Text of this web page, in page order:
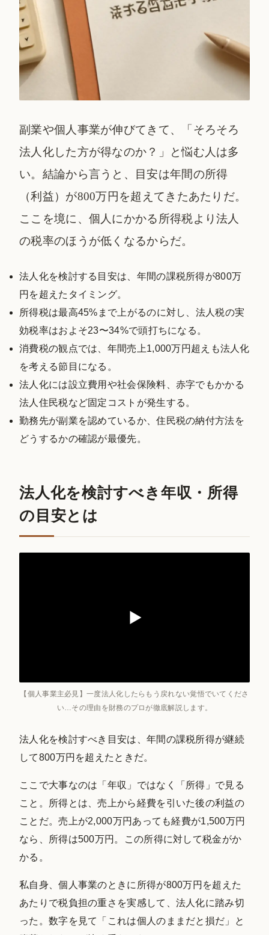
副業や個人事業が伸びてきて、「そろそろ
法人化した方が得なのか？」と悩む人は多
い。結論から言うと、目安は年間の所得
（利益）が800万円を超えてきたあたりだ。
ここを境に、個人にかかる所得税より法人
の税率のほうが低くなるからだ。
法人化を検討する目安は、年間の課税所得が800万
円を超えたタイミング。
所得税は最高45%まで上がるのに対し、法人税の実
効税率はおよそ23〜34%で頭打ちになる。
消費税の観点では、年間売上1,000万円超えも法人化
を考える節目になる。
法人化には設立費用や社会保険料、赤字でもかかる
法人住民税など固定コストが発生する。
勤務先が副業を認めているか、住民税の納付方法を
どうするかの確認が最優先。
法人化を検討すべき年収・所得
の目安とは
【個人事業主必見】一度法人化したらもう戻れない覚悟でいてくださ
い…その理由を財務のプロが徹底解説します。
法人化を検討すべき目安は、年間の課税所得が継続
して800万円を超えたときだ。
ここで大事なのは「年収」ではなく「所得」で見る
こと。所得とは、売上から経費を引いた後の利益の
ことだ。売上が2,000万円あっても経費が1,500万円
なら、所得は500万円。この所得に対して税金がか
かる。
私自身、個人事業のときに所得が800万円を超えた
あたりで税負担の重さを実感して、法人化に踏み切
った。数字を見て「これは個人のままだと損だ」と